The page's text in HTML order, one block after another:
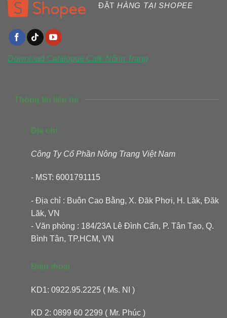
ĐẶT HÀNG TẠI SHOPEE
Download Catalogue Cafe Nông Trang
Thông tin liên hệ
Địa chỉ
Công Ty Cổ Phần Nông Trang Việt Nam
- MST: 6001791115
- Địa chỉ : Buôn Cao Bằng, X. Đăk Phơi, H. Lăk, Đăk
Lăk, VN
- Văn phòng : 184/23A Lê Đình Cẩn, P. Tân Tạo, Q.
Bình Tân, TP.HCM, VN
Điện thoại
KD1: 0922.95.2225 ( Ms. NI )
KD 2: 0899 60 2299 ( Mr. Phúc )